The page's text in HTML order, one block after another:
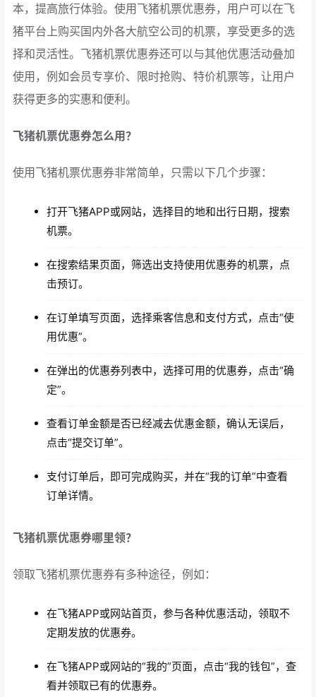
本，提高旅行体验。使用飞猪机票优惠券，用户可以在飞
猪平台上购买国内外各大航空公司的机票，享受更多的选
择和灵活性。飞猪机票优惠券还可以与其他优惠活动叠加
使用，例如会员专享价、限时抢购、特价机票等，让用户
获得更多的实惠和便利。
飞猪机票优惠券怎么用？
使用飞猪机票优惠券非常简单，只需以下几个步骤：
打开飞猪APP或网站，选择目的地和出行日期，搜索
机票。
在搜索结果页面，筛选出支持使用优惠券的机票，点
击预订。
在订单填写页面，选择乘客信息和支付方式，点击“使
用优惠”。
在弹出的优惠券列表中，选择可用的优惠券，点击“确
定”。
查看订单金额是否已经减去优惠金额，确认无误后，
点击“提交订单”。
支付订单后，即可完成购买，并在“我的订单”中查看
订单详情。
飞猪机票优惠券哪里领？
领取飞猪机票优惠券有多种途径，例如：
在飞猪APP或网站首页，参与各种优惠活动，领取不
定期发放的优惠券。
在飞猪APP或网站的“我的”页面，点击“我的钱包”，查
看并领取已有的优惠券。